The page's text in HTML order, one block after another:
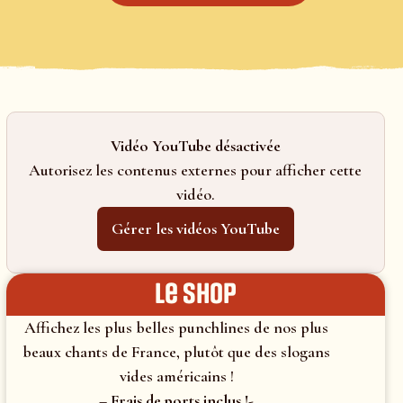
Vidéo YouTube désactivée
Autorisez les contenus externes pour afficher cette
vidéo.
Gérer les vidéos YouTube
le shop
Affichez les plus belles punchlines de nos plus
beaux chants de France, plutôt que des slogans
vides américains !